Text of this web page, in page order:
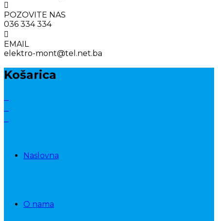
POZOVITE NAS
036 334 334
EMAIL
elektro-mont@tel.net.ba
Košarica
Naslovna
O nama